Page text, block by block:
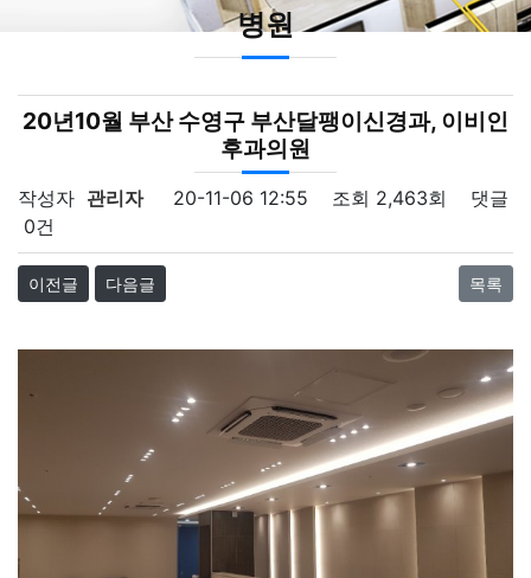
병원
20년10월 부산 수영구 부산달팽이신경과, 이비인
후과의원
작성자 관리자 20-11-06 12:55 조회 2,463회
댓글
0건
이전글 다음글 목록